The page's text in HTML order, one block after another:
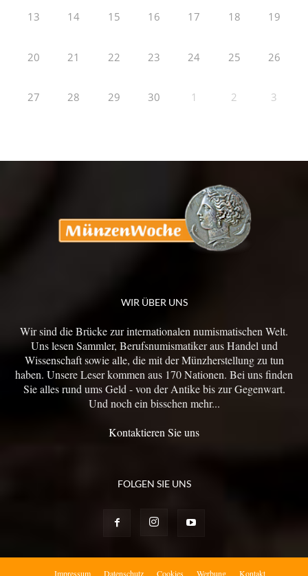
13 14 15 16 17 18 19
20 21 22 23 24 25 26
27 28 29 30 1 2 3
WIR ÜBER UNS
Wir sind die Brücke zur internationalen numismatischen Welt.
Uns lesen Sammler, Berufsnumismatiker aus Handel und
Wissenschaft sowie alle, die mit der Münzherstellung zu tun
haben. Unsere Leser kommen aus 170 Nationen. Bei uns finden
Sie alles rund ums Geld - von der Antike bis zur Gegenwart.
Und noch ein bisschen mehr...
Kontaktieren Sie uns
FOLGEN SIE UNS
Impressum Datenschutz Cookies Werbung Kontakt